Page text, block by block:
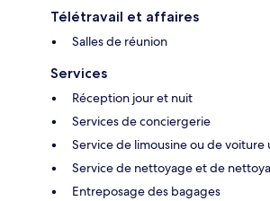
Télétravail et affaires
Salles de réunion
Services
Réception jour et nuit
Services de conciergerie
Service de limousine ou de voiture
Service de nettoyage et de
Entreposage des bagages